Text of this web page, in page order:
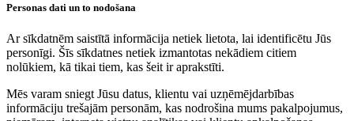
Personas dati un to nodošana
Ar sīkdatnēm saistītā informācija netiek lietota, lai identificētu Jūs
personīgi. Šīs sīkdatnes netiek izmantotas nekādiem citiem
nolūkiem, kā tikai tiem, kas šeit ir aprakstīti.
Mēs varam sniegt Jūsu datus, klientu vai uzņēmējdarbības
informāciju trešajām personām, kas nodrošina mums pakalpojumus,